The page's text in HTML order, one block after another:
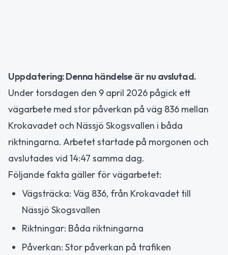
Uppdatering: Denna händelse är nu avslutad.
Under torsdagen den 9 april 2026 pågick ett
vägarbete med stor påverkan på väg 836 mellan
Krokavadet och Nässjö Skogsvallen i båda
riktningarna. Arbetet startade på morgonen och
avslutades vid 14:47 samma dag.
Följande fakta gäller för vägarbetet:
Vägsträcka: Väg 836, från Krokavadet till
Nässjö Skogsvallen
Riktningar: Båda riktningarna
Påverkan: Stor påverkan på trafiken